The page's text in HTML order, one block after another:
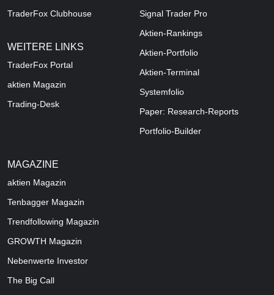
TraderFox Clubhouse
WEITERE LINKS
TraderFox Portal
aktien Magazin
Trading-Desk
Signal Trader Pro
Aktien-Rankings
Aktien-Portfolio
Aktien-Terminal
Systemfolio
Paper: Research-Reports
Portfolio-Builder
MAGAZINE
aktien Magazin
Tenbagger Magazin
Trendfollowing Magazin
GROWTH Magazin
Nebenwerte Investor
The Big Call